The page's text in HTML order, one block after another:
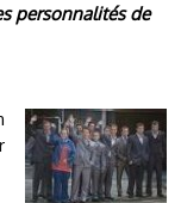
personnalités de